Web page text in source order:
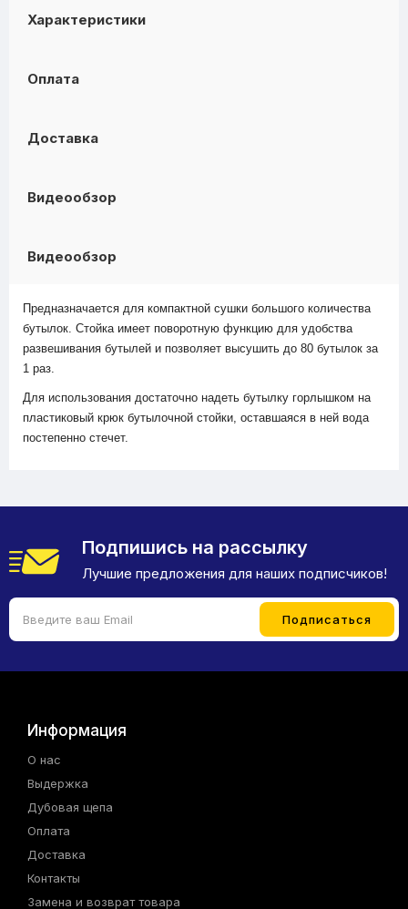
Характеристики
Оплата
Доставка
Видеообзор
Видеообзор
Предназначается для компактной сушки большого количества
бутылок. Стойка имеет поворотную функцию для удобства
развешивания бутылей и позволяет высушить до 80 бутылок за
1 раз.
Для использования достаточно надеть бутылку горлышком на
пластиковый крюк бутылочной стойки, оставшаяся в ней вода
постепенно стечет.
Подпишись на рассылку
Лучшие предложения для наших подписчиков!
Информация
О нас
Выдержка
Дубовая щепа
Оплата
Доставка
Контакты
Замена и возврат товара